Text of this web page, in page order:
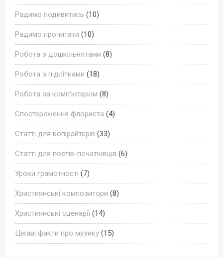
Радимо подивитись (10)
Радимо прочитати (10)
Робота з дошкільнятами (8)
Робота з підлітками (18)
Робота за комп'ютером (8)
Спостереження флориста (4)
Статті для копірайтерів (33)
Статті для поетів-початківців (6)
Уроки грамотності (7)
Християнські композитори (8)
Християнські сценарії (14)
Цікаві факти про музику (15)